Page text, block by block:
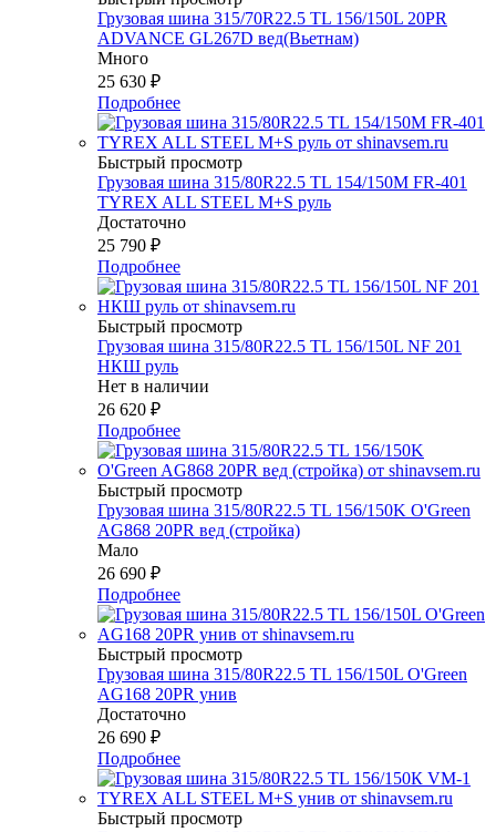
Грузовая шина 315/70R22.5 TL 156/150L 20PR
ADVANCE GL267D вед(Вьетнам)
Много
25 630 ₽
Подробнее
Быстрый просмотр
Грузовая шина 315/80R22.5 TL 154/150М FR-401
TYREX ALL STEEL M+S руль
Достаточно
25 790 ₽
Подробнее
Быстрый просмотр
Грузовая шина 315/80R22.5 ТL 156/150L NF 201
НКШ руль
Нет в наличии
26 620 ₽
Подробнее
Быстрый просмотр
Грузовая шина 315/80R22.5 TL 156/150K O'Green
AG868 20PR вед (стройка)
Мало
26 690 ₽
Подробнее
Быстрый просмотр
Грузовая шина 315/80R22.5 TL 156/150L O'Green
AG168 20PR унив
Достаточно
26 690 ₽
Подробнее
Быстрый просмотр